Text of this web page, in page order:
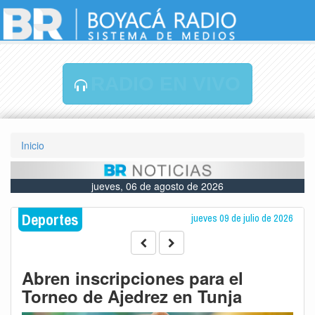
Inicio
jueves, 06 de agosto de 2026
Deportes jueves 09 de julio de 2026
Abren inscripciones para el
Torneo de Ajedrez en Tunja